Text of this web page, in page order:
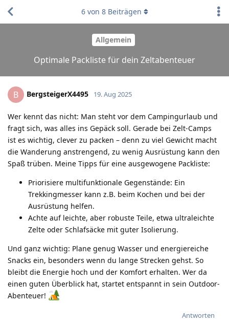
Allgemein
Optimale Packliste für dein Zeltabenteuer
6von 8Beiträgen
B BergsteigerX4495 19. Aug 2025
Wer kennt das nicht: Man steht vor dem Campingurlaub und
fragt sich, was alles ins Gepäck soll. Gerade bei Zelt-Camps
ist es wichtig, clever zu packen – denn zu viel Gewicht macht
die Wanderung anstrengend, zu wenig Ausrüstung kann den
Spaß trüben. Meine Tipps für eine ausgewogene Packliste:
Priorisiere multifunktionale Gegenstände: Ein
Trekkingmesser kann z.B. beim Kochen und bei der
Ausrüstung helfen.
Achte auf leichte, aber robuste Teile, etwa ultraleichte
Zelte oder Schlafsäcke mit guter Isolierung.
Und ganz wichtig: Plane genug Wasser und energiereiche
Snacks ein, besonders wenn du lange Strecken gehst. So
bleibt die Energie hoch und der Komfort erhalten. Wer da
einen guten Überblick hat, startet entspannt in sein Outdoor-
Abenteuer!
Antworten